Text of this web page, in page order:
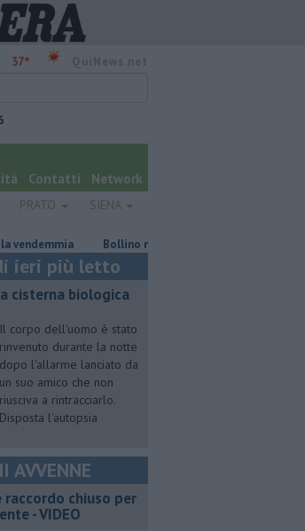
37°
Contatti Network
PRATO SIENA
Bollino nero sulle strade nel weekend del
ieri più letto
cisterna biologica
Il corpo dell'uomo è stato
rinvenuto durante la notte
dopo l'allarme lanciato da
un suo amico che non
riusciva a rintracciarlo.
Disposta l'autopsia
AVVENNE
chiuso per
- VIDEO